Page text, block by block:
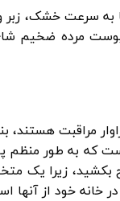
خشک، زبر
مرده ضخیم
مراقبت
که به طور
زیرا یک
خانه خود از آنها